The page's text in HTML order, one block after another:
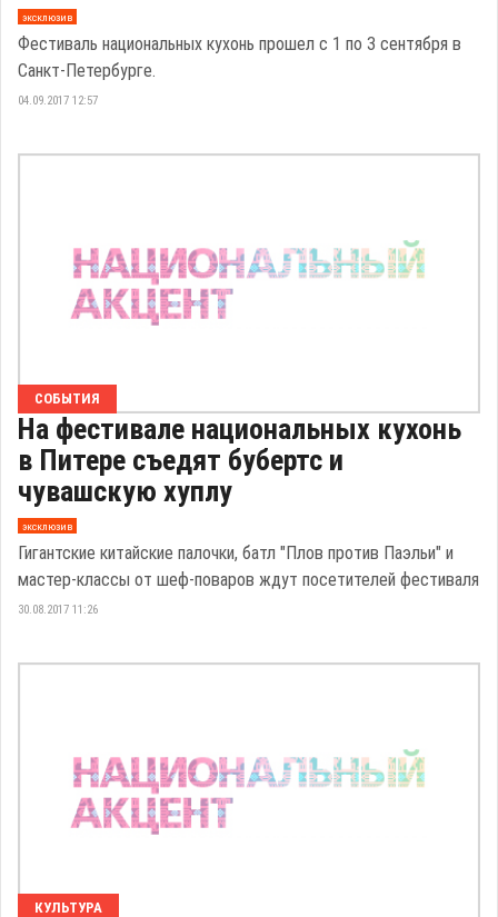
эксклюзив
Фестиваль национальных кухонь прошел с 1 по 3 сентября в
Санкт-Петербурге.
04.09.2017 12:57
СОБЫТИЯ
На фестивале национальных кухонь
в Питере съедят бубертс и
чувашскую хуплу
эксклюзив
Гигантские китайские палочки, батл "Плов против Паэльи" и
мастер-классы от шеф-поваров ждут посетителей фестиваля
30.08.2017 11:26
КУЛЬТУРА